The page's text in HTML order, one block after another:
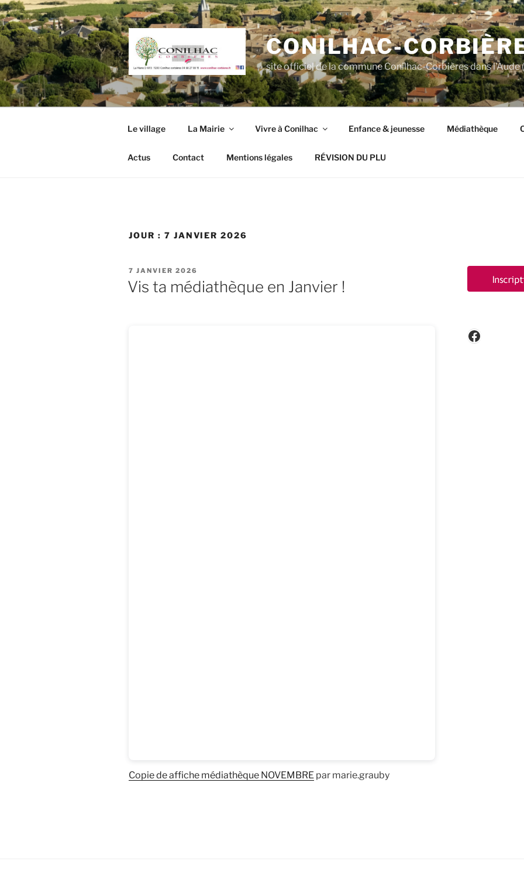
Aller
au
contenu
principal
CONILHAC-
site officiel de la commune Conilhac-Corbières dans l'Aude
Le village La Mairie Vivre à Conilhac Enfance & jeunesse Médiathèque
Actus Contact Mentions légales RÉVISION DU PLU
JOUR : 7 JANVIER 2026
PUBLIÉ
LE
7 JANVIER 2026
Vis ta médiathèque en Janvier !
Copie de affiche médiathèque NOVEMBRE par marie.grauby